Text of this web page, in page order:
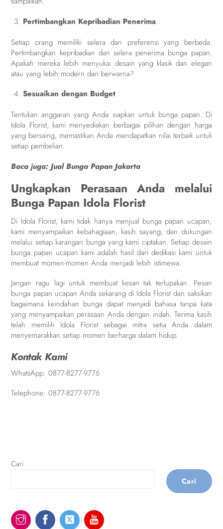
Pertimbangkan Kepribadian Penerima
Setiap orang memiliki selera dan preferensi yang berbeda.
Pertimbangkan kepribadian dan selera penerima bunga papan.
Apakah mereka lebih menyukai desain yang klasik dan elegan
atau yang lebih modern dan berwarna?
Sesuaikan dengan Budget
Tentukan anggaran yang Anda siapkan untuk bunga papan. Di
Idola Florist, kami menyediakan berbagai pilihan dengan harga
yang bersaing, memastikan Anda mendapatkan nilai terbaik untuk
setiap pembelian.
Baca juga:Jual Bunga Papan Jakarta
Ungkapkan Perasaan Anda melalui
Bunga Papan Idola Florist
Di Idola Florist, kami tidak hanya menjual bunga papan ucapan;
kami menyampaikan kebahagiaan, kasih sayang, dan dukungan
melalui setiap karangan bunga yang kami ciptakan. Setiap desain
bunga papan ucapan kami adalah hasil dari dedikasi kami untuk
membuat momen-momen Anda menjadi lebih istimewa.
Jangan ragu lagi untuk membuat kesan tak terlupakan. Pesan
bunga papan ucapan Anda sekarang di Idola Florist dan saksikan
bagaimana keindahan bunga dapat menjadi bahasa tanpa kata
yang menyampaikan perasaan Anda dengan indah. Terima kasih
telah memilih Idola Florist sebagai mitra setia Anda dalam
menyemarakkan setiap momen berharga dalam hidup.
Kontak Kami
WhatsApp:0877-8277-9776
Telephone:0877-8277-9776
Cari
Cari